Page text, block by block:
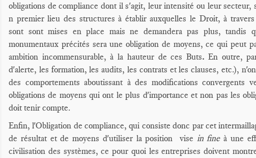
obligations de compliance dont il s'agit, leur intensité ou leur secteur,
n premier lieu des structures à établir auxquelles le Droit, à travers
sont sont mises en place mais ne demandera pas plus, tandis
monumentaux précités sera une obligation de moyens, ce qui peut
ambition incommensurable, à la hauteur de ces Buts. En outre,
d'alerte, les formation, les audits, les contrats et les clauses, etc.),
des comportements aboutissant à des modifications convergents
obligations de moyens qui ont le plus d'importance et non pas les
doit tenir compte.
Enfin, l'Obligation de compliance, qui consiste donc par cet
de résultat et de moyens d'utiliser la position vise in fine à une
civilisation des systèmes, ce pour quoi les entreprises doivent